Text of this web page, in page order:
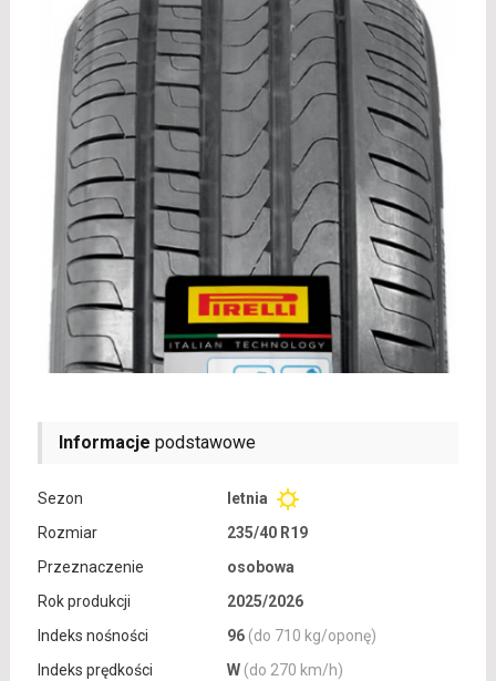
Informacje podstawowe
Sezon
letnia
Rozmiar
235/40 R19
Przeznaczenie
osobowa
Rok produkcji
2025/2026
Indeks nośności
96 (do 710 kg/oponę)
Indeks prędkości
W (do 270 km/h)